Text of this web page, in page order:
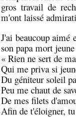
gros travail de
m'ont laissé
J'ai beaucoup aimé
son papa mort
« Rien ne sert de
Qui me priva si
Du géniteur soleil
Peu me chaut de
De mes filets
Afin de t'éloigner,